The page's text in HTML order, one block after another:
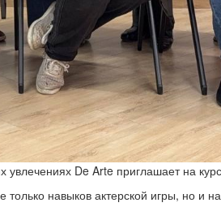
увлечениях De Arte приглашает на
только навыков актерской игры, но и